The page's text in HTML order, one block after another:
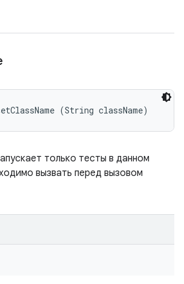
(String className)
только тесты в данном
вызвать перед вызовом